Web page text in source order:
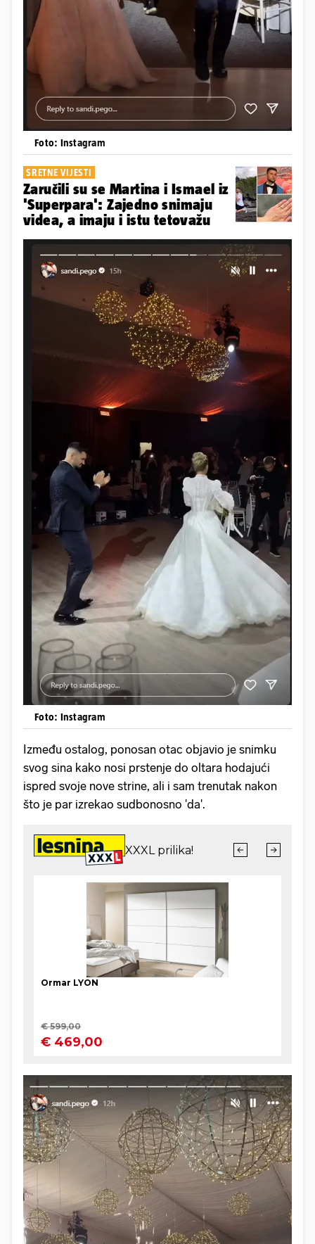
Foto: Instagram
SRETNE VIJESTI
Zaručili su se Martina i Ismael iz
'Superpara': Zajedno snimaju
videa, a imaju i istu tetovažu
Foto: Instagram
Između ostalog, ponosan otac objavio je snimku
svog sina kako nosi prstenje do oltara hodajući
ispred svoje nove strine, ali i sam trenutak nakon
što je par izrekao sudbonosno 'da'.